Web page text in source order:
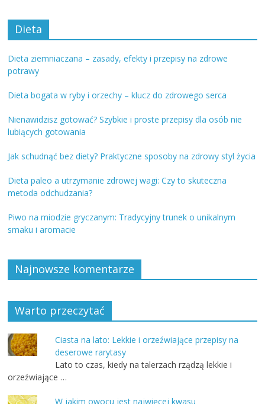
Dieta
Dieta ziemniaczana – zasady, efekty i przepisy na zdrowe
potrawy
Dieta bogata w ryby i orzechy – klucz do zdrowego serca
Nienawidzisz gotować? Szybkie i proste przepisy dla osób nie
lubiących gotowania
Jak schudnąć bez diety? Praktyczne sposoby na zdrowy styl życia
Dieta paleo a utrzymanie zdrowej wagi: Czy to skuteczna
metoda odchudzania?
Piwo na miodzie gryczanym: Tradycyjny trunek o unikalnym
smaku i aromacie
Najnowsze komentarze
Warto przeczytać
Ciasta na lato: Lekkie i orzeźwiające przepisy na
deserowe rarytasy
Lato to czas, kiedy na talerzach rządzą lekkie i
orzeźwiające …
W jakim owocu jest najwięcej kwasu